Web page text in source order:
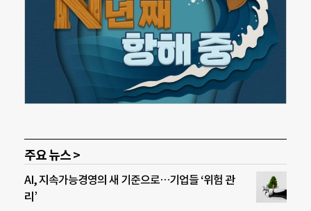
주요 뉴스 >
AI, 지속가능경영의 새 기준으로…기업들 ‘위험 관
리’